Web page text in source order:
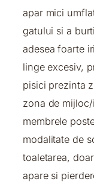
apar mici
gatului si a
adesea foarte
linge excesiv,
pisici prezinta
zona de
membrele
modalitate de
toaletarea,
apare si